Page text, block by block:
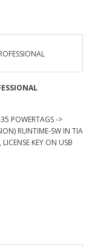
POWERTAGS ->
RUNTIME-SW IN TIA
KEY ON USB